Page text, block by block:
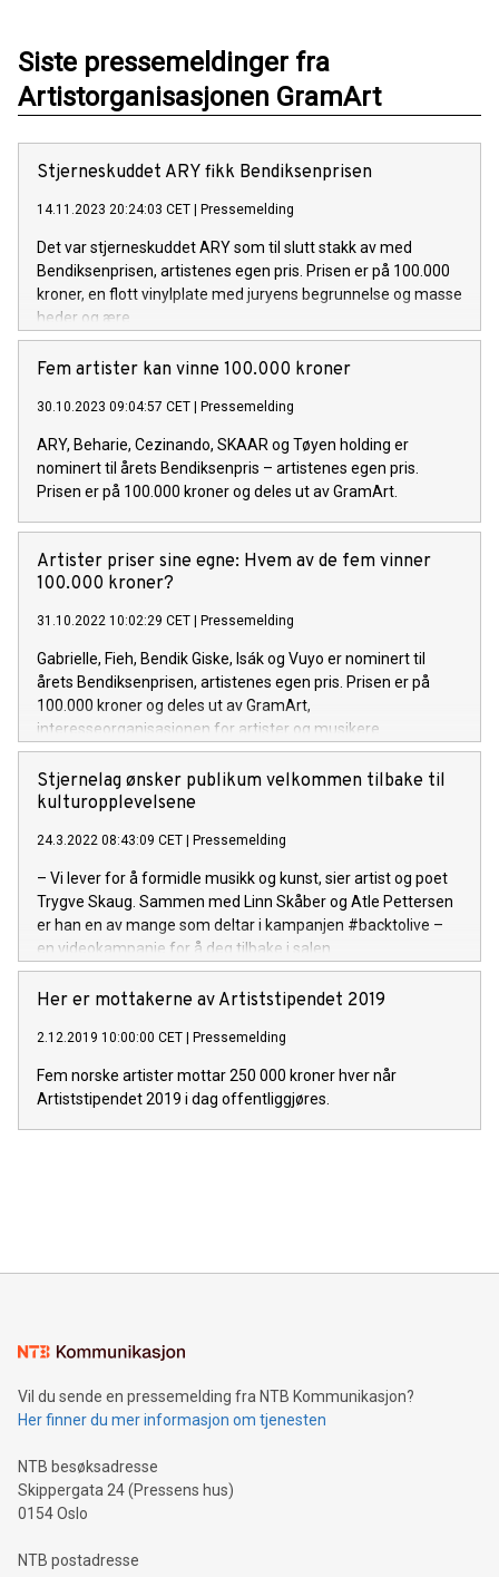
Siste pressemeldinger fra
Artistorganisasjonen GramArt
Stjerneskuddet ARY fikk Bendiksenprisen
14.11.2023 20:24:03 CET | Pressemelding
Det var stjerneskuddet ARY som til slutt stakk av med
Bendiksenprisen, artistenes egen pris. Prisen er på 100.000
kroner, en flott vinylplate med juryens begrunnelse og masse
heder og ære.
Fem artister kan vinne 100.000 kroner
30.10.2023 09:04:57 CET | Pressemelding
ARY, Beharie, Cezinando, SKAAR og Tøyen holding er
nominert til årets Bendiksenpris – artistenes egen pris.
Prisen er på 100.000 kroner og deles ut av GramArt.
Artister priser sine egne: Hvem av de fem vinner
100.000 kroner?
31.10.2022 10:02:29 CET | Pressemelding
Gabrielle, Fieh, Bendik Giske, Isák og Vuyo er nominert til
årets Bendiksenprisen, artistenes egen pris. Prisen er på
100.000 kroner og deles ut av GramArt,
interesseorganisasjonen for artister og musikere.
Stjernelag ønsker publikum velkommen tilbake til
kulturopplevelsene
24.3.2022 08:43:09 CET | Pressemelding
– Vi lever for å formidle musikk og kunst, sier artist og poet
Trygve Skaug. Sammen med Linn Skåber og Atle Pettersen
er han en av mange som deltar i kampanjen #backtolive –
en videokampanje for å deg tilbake i salen.
Her er mottakerne av Artiststipendet 2019
2.12.2019 10:00:00 CET | Pressemelding
Fem norske artister mottar 250 000 kroner hver når
Artiststipendet 2019 i dag offentliggjøres.
Vil du sende en pressemelding fra NTB Kommunikasjon?
Her finner du mer informasjon om tjenesten
NTB besøksadresse
Skippergata 24 (Pressens hus)
0154 Oslo
NTB postadresse